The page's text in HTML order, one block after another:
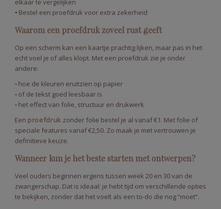
elkaar te vergelijken
• Bestel een proefdruk voor extra zekerheid
Waarom een proefdruk zoveel rust geeft
Op een scherm kan een kaartje prachtig lijken, maar pas in het
echt voel je of alles klopt. Met een proefdruk zie je onder
andere:
- hoe de kleuren eruitzien op papier
- of de tekst goed leesbaar is
- het effect van folie, structuur en drukwerk
Een proefdruk zonder folie bestel je al vanaf €1. Met folie of
speciale features vanaf €2,50. Zo maak je met vertrouwen je
definitieve keuze.
Wanneer kun je het beste starten met ontwerpen?
Veel ouders beginnen ergens tussen week 20 en 30 van de
zwangerschap. Dat is ideaal: je hebt tijd om verschillende opties
te bekijken, zonder dat het voelt als een to-do die nog “moet”.